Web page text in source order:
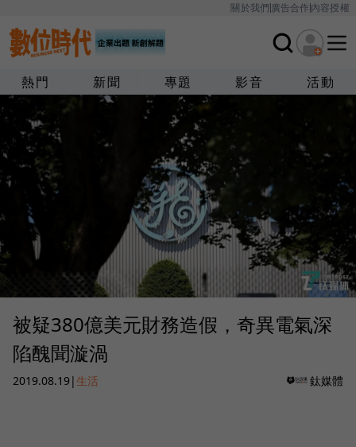
關於我們廣告合作內容授權
熱門 新聞 專題 影音 活動
被疑380億美元財務造假，奇異電氣深
陷醜聞漩渦
2019.08.19|生活 鈦媒體